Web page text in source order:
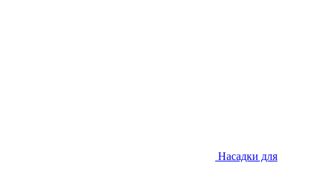
Насадки для